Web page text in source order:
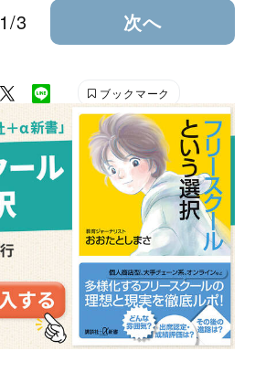
1/3 次へ
ブックマーク